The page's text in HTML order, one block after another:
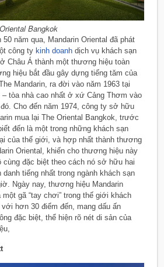
Bangkok
50 năm qua, Mandarin Oriental đã phát
công ty kinh doanh dịch vụ khách sạn
Châu Á thành một thương hiệu toàn
hiệu bắt đầu gây dựng tiếng tăm của
Mandarin, ra đời vào năm 1963 tại
– tòa nhà cao nhất ở xứ Cảng Thơm vào
Cho đến năm 1974, công ty sở hữu
mua lại The Oriental Bangkok, trước
đến là một trong những khách sạn
của thế giới, và hợp nhất thành thương
Oriental, khiến cho thương hiệu này
cùng đặc biệt theo cách nó sở hữu hai
danh tiếng nhất trong ngành khách sạn
Ngày nay, thương hiệu Mandarin
một gã “tay chơi” trong thế giới khách
hơn 30 điểm đến, mang dấu ấn
đặc biệt, thể hiện rõ nét di sản của